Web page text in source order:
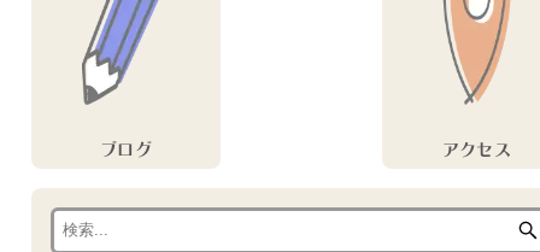
ブログ アクセス